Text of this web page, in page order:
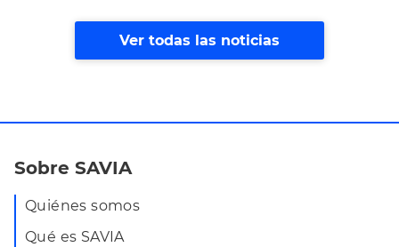
Ver todas las noticias
Sobre SAVIA
Quiénes somos
Qué es SAVIA